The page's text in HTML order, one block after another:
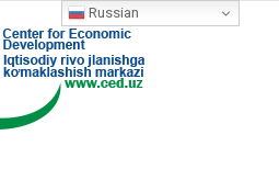
Russian